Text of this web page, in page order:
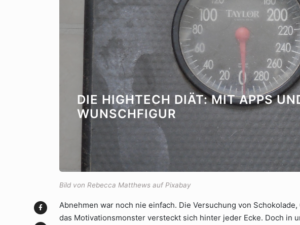
DIE HIGHTECH DIÄT: MIT APPS
WUNSCHFIGUR
Bild von Rebecca Matthews auf Pixabay
Abnehmen war noch nie einfach. Die Versuchung von
das Motivationsmonster versteckt sich hinter jeder Ecke. Doch in